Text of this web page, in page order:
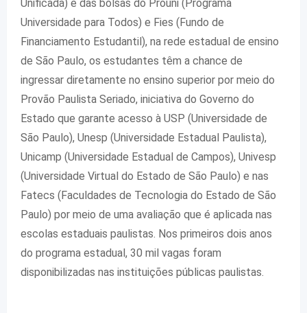
Unificada) e das bolsas do Prouni (Programa
Universidade para Todos) e Fies (Fundo de
Financiamento Estudantil), na rede estadual de ensino
de São Paulo, os estudantes têm a chance de
ingressar diretamente no ensino superior por meio do
Provão Paulista Seriado, iniciativa do Governo do
Estado que garante acesso à USP (Universidade de
São Paulo), Unesp (Universidade Estadual Paulista),
Unicamp (Universidade Estadual de Campos), Univesp
(Universidade Virtual do Estado de São Paulo) e nas
Fatecs (Faculdades de Tecnologia do Estado de São
Paulo) por meio de uma avaliação que é aplicada nas
escolas estaduais paulistas. Nos primeiros dois anos
do programa estadual, 30 mil vagas foram
disponibilizadas nas instituições públicas paulistas.